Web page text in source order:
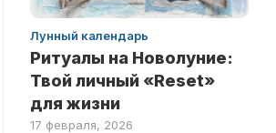
Лунный календарь
Ритуалы на Новолуние:
Твой личный «Reset»
для жизни
17 февраля, 2026